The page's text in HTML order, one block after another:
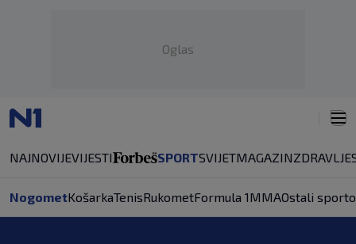
Oglas
NAJNOVIJEVIJESTI SPORTSVIJETMAGAZINZDRAVLJE
NogometKošarkaTenisRukometFormula 1MMAOstali